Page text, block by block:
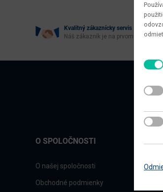
Kvalitný zákaznícky servis
Náš zákazník je na prvom mieste
O SPOLOČNOSTI
O našej spoločnosti
Obchodné podmienky